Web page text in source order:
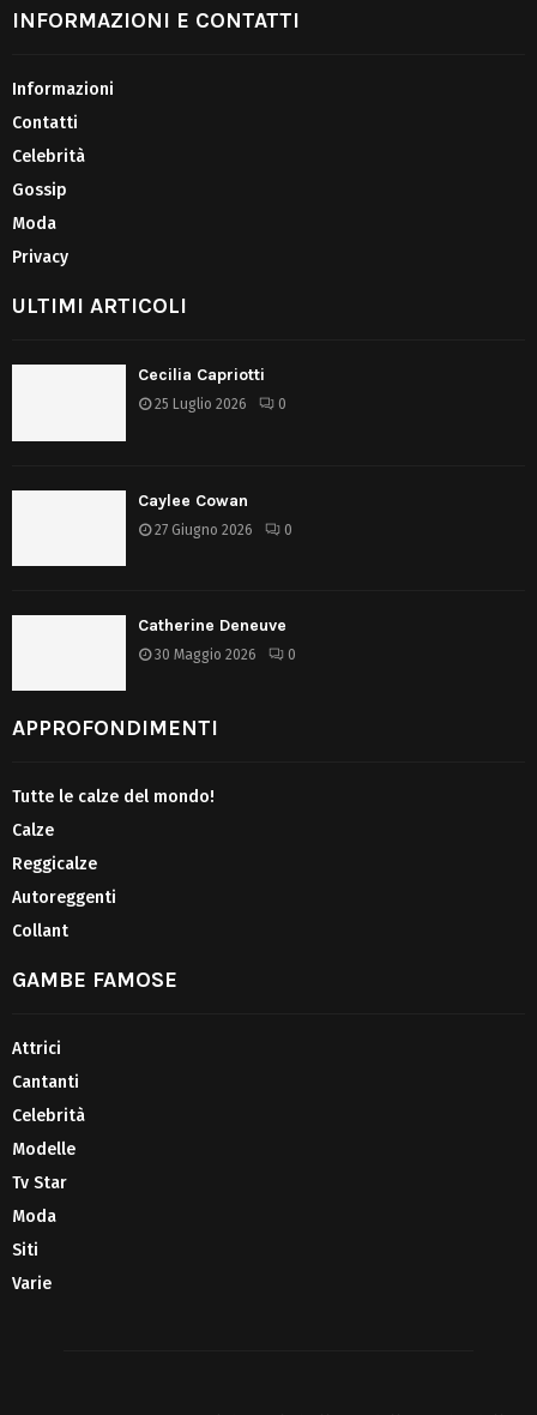
INFORMAZIONI E CONTATTI
Informazioni
Contatti
Celebrità
Gossip
Moda
Privacy
ULTIMI ARTICOLI
Cecilia Capriotti
25 Luglio 2026 0
Caylee Cowan
27 Giugno 2026 0
Catherine Deneuve
30 Maggio 2026 0
APPROFONDIMENTI
Tutte le calze del mondo!
Calze
Reggicalze
Autoreggenti
Collant
GAMBE FAMOSE
Attrici
Cantanti
Celebrità
Modelle
Tv Star
Moda
Siti
Varie